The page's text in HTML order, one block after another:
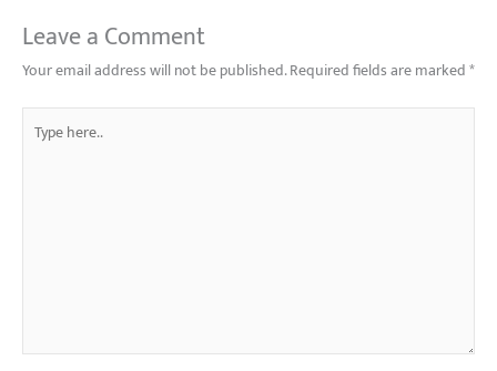
Leave a Comment
Your email address will not be published.Required fields are marked*
here..